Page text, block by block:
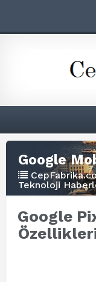
Google
Teknoloji
Google